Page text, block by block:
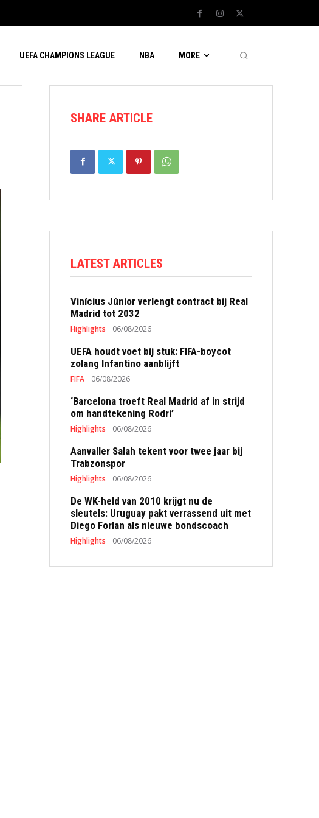
UEFA CHAMPIONS LEAGUE NBA MORE
SHARE ARTICLE
LATEST ARTICLES
Vinícius Júnior verlengt contract bij Real
Madrid tot 2032
Highlights 06/08/2026
UEFA houdt voet bij stuk: FIFA-boycot
zolang Infantino aanblijft
FIFA 06/08/2026
‘Barcelona troeft Real Madrid af in strijd
om handtekening Rodri’
Highlights 06/08/2026
Aanvaller Salah tekent voor twee jaar bij
Trabzonspor
Highlights 06/08/2026
De WK-held van 2010 krijgt nu de
sleutels: Uruguay pakt verrassend uit met
Diego Forlan als nieuwe bondscoach
Highlights 06/08/2026